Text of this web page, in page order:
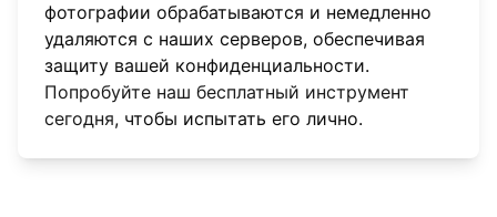
фотографии обрабатываются и немедленно
удаляются с наших серверов, обеспечивая
защиту вашей конфиденциальности.
Попробуйте наш бесплатный инструмент
сегодня, чтобы испытать его лично.